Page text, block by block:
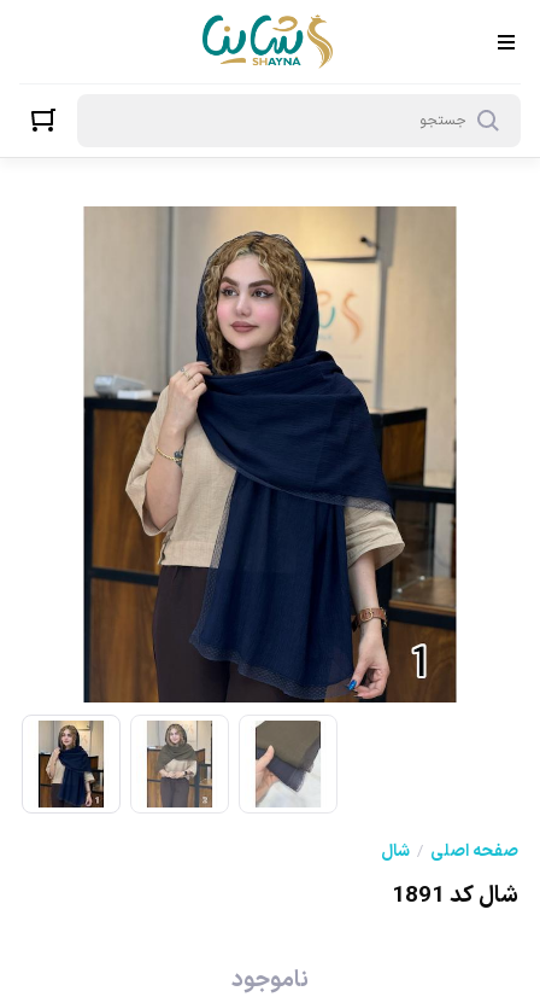
صفحه اصلی شال
شال کد 1891
ناموجود